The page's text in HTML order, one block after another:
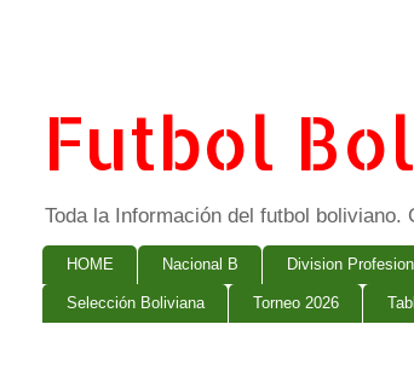
Futbol
Toda la Información del futbol
HOME Nacional B Division
Selección Boliviana Torneo 2026